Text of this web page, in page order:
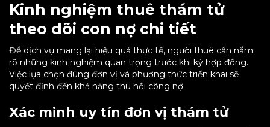
Kinh nghiệm thuê thám tử
theo dõi con nợ chi tiết
Để dịch vụ mang lại hiệu quả thực tế, người thuê cần nắm
rõ những kinh nghiệm quan trọng trước khi ký hợp đồng.
Việc lựa chọn đúng đơn vị và phương thức triển khai sẽ
quyết định đến khả năng thu hồi công nợ.
Xác minh uy tín đơn vị thám tử